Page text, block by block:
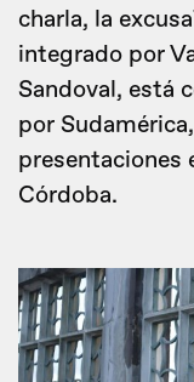
charla, la
integrado por
Sandoval, está
por
presentaciones
Córdoba.